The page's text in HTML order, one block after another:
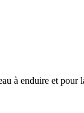
à enduire et pour